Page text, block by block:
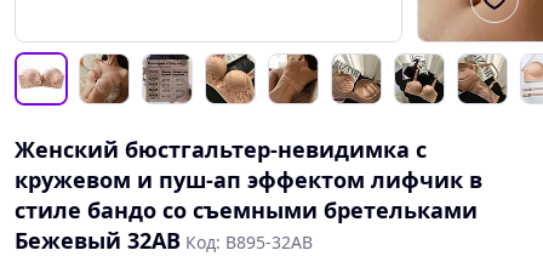
Женский бюстгальтер-невидимка с
кружевом и пуш-ап эффектом лифчик в
стиле бандо со съемными бретельками
Бежевый 32AB Код: B895-32AB